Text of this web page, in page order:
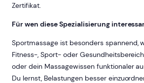
Zertifikat.
Für wen diese Spezialisierung
Sportmassage ist besonders spannend,
Fitness-, Sport- oder
oder dein Massagewissen funktionaler
Du lernst, Belastungen besser